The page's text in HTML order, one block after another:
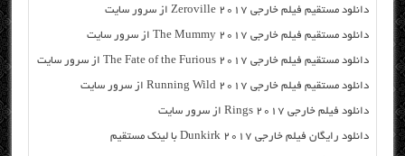
دانلود مستقیم فیلم خارجی Zeroville 2017 از سرور سایت
دانلود مستقیم فیلم خارجی The Mummy 2017 از سرور سایت
دانلود مستقیم فیلم خارجی The Fate of the Furious 2017 از سرور سایت
دانلود مستقیم فیلم خارجی Running Wild 2017 از سرور سایت
دانلود فیلم خارجی Rings 2017 از سرور سایت
دانلود رایگان فیلم خارجی Dunkirk 2017 با لینک مستقیم